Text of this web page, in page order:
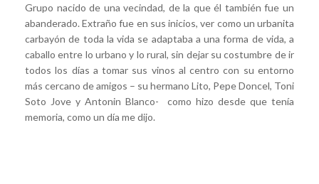
Grupo nacido de una vecindad, de la que él también fue un
abanderado. Extraño fue en sus inicios, ver como un urbanita
carbayón de toda la vida se adaptaba a una forma de vida, a
caballo entre lo urbano y lo rural, sin dejar su costumbre de ir
todos los días a tomar sus vinos al centro con su entorno
más cercano de amigos – su hermano Lito, Pepe Doncel, Toni
Soto Jove y Antonin Blanco- como hizo desde que tenía
memoria, como un día me dijo.